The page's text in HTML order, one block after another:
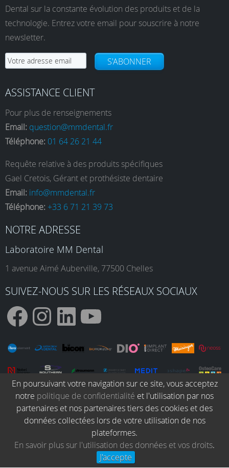
Dental sur la constante évolution des produits et de la
technologie. Entrez votre email pour souscrire à notre
newsletter.
S'ABONNER
ASSISTANCE CLIENT
Pour plus de renseignements
Email: question@mmdental.fr
Téléphone: 01 64 26 21 44
Requête relative à des produits spécifiques
Gael Cretois, Gérant et prothésiste dentaire
Email: info@mmdental.fr
Téléphone: +33 6 71 21 39 73
NOTRE ADRESSE
Laboratoire MM Dental
1 avenue Aimé Auberville, 77500 Chelles
SUIVEZ-NOUS SUR LES RÉSEAUX SOCIAUX
F
a
c
e
I
n
s
t
L
i
n
k
Y
o
u
T
© MM Dental 2026. Tous droits réservés.
Blog dentaire
Protocoles cliniques
Conditions Générales de vente
En poursuivant votre navigation sur ce site, vous acceptez
notre politique de confidentialité et l'utilisation par nos
partenaires et nos partenaires tiers des cookies et des
données collectées lors de votre utilisation de nos
plateformes.
En savoir plus sur l'utilisation des données et vos droits.
J'accepte